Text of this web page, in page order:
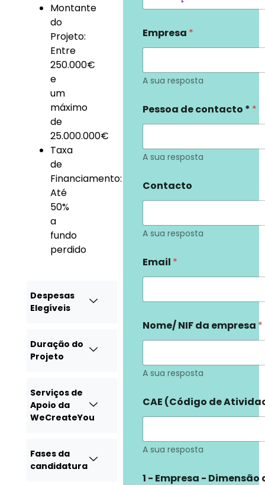
Montante
do
Projeto:
Entre
250.000€
e
um
máximo
de
25.000.000€
Taxa
de
Financiamento:
Até
50%
a
fundo
perdido
Despesas
Elegíveis
Duração do
Projeto
Serviços de
Apoio da
WeCreateYou
Fases da
candidatura
Empresa *
A sua resposta
Pessoa de contacto * *
A sua resposta
Contacto
A sua resposta
Email *
Nome/ NIF da empresa *
A sua resposta
CAE (Código de
A sua resposta
1 - Empresa - Dimensão